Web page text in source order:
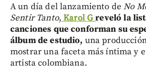
A un día del lanzamiento deNo
Sentir Tanto, Karol Greveló la
canciones que conforman su
álbum de estudio, una
mostrar una faceta más íntima y
artista colombiana.